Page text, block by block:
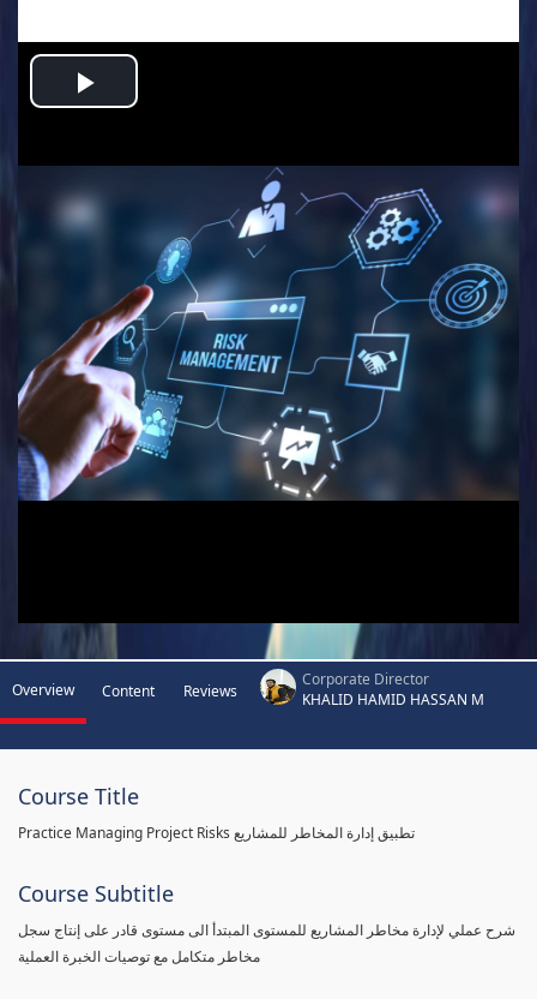
Play
Video
Overview Content Reviews
Corporate Director
KHALID HAMID HASSAN M
Course Title
Practice Managing Project Risks تطبيق إدارة المخاطر للمشاريع
Course Subtitle
شرح عملي لإدارة مخاطر المشاريع للمستوى المبتدأ الى مستوى قادر على إنتاج سجل
مخاطر متكامل مع توصيات الخبرة العملية